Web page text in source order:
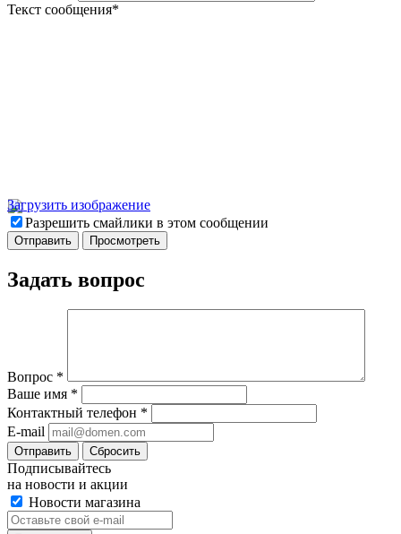
Текст сообщения*
Загрузить изображение
Разрешить смайлики в этом сообщении
Задать вопрос
Вопрос *
Ваше имя *
Контактный телефон *
E-mail
Отправить Сбросить
Подписывайтесь
на новости и акции
Новости магазина